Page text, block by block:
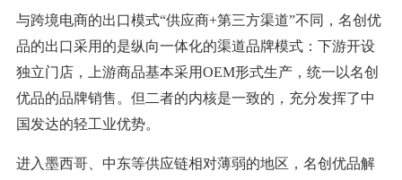
与跨境电商的出口模式“供应商+第三方渠道”不同，名创优
品的出口采用的是纵向一体化的渠道品牌模式：下游开设
独立门店，上游商品基本采用OEM形式生产，统一以名创
优品的品牌销售。但二者的内核是一致的，充分发挥了中
国发达的轻工业优势。
进入墨西哥、中东等供应链相对薄弱的地区，名创优品解